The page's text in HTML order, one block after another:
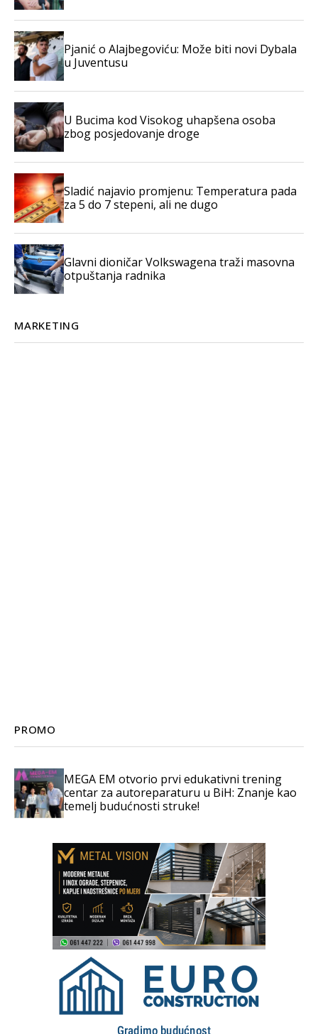
Pjanić o Alajbegoviću: Može biti novi Dybala
u Juventusu
U Bucima kod Visokog uhapšena osoba
zbog posjedovanje droge
Sladić najavio promjenu: Temperatura pada
za 5 do 7 stepeni, ali ne dugo
Glavni dioničar Volkswagena traži masovna
otpuštanja radnika
MARKETING
PROMO
MEGA EM otvorio prvi edukativni trening
centar za autoreparaturu u BiH: Znanje kao
temelj budućnosti struke!